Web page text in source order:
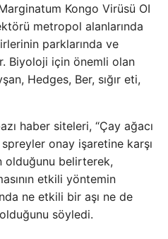
Kongo Virüsü OI
metropol alanlarında
parklarında ve
Biyoloji için önemli olan
Hedges, Ber, sığır eti,
haber siteleri, “Çay ağacı
onay işaretine karşı
olduğunu belirterek,
etkili yöntemin
ne etkili bir aşı ne de
söyledi.